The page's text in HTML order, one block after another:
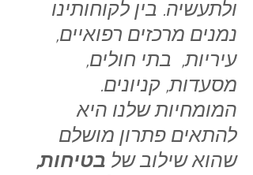
ולתעשיה. בין לקוחותינו
נמנים מרכזים רפואיים,
עיריות, בתי חולים,
מסעדות, קניונים.
המומחיות שלנו היא
להתאים פתרון מושלם
שהוא שילוב של בטיחות,